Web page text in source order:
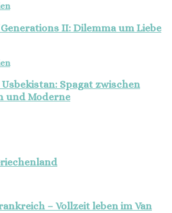
II: Dilemma um Liebe
Spagat zwischen
und Moderne
– Vollzeit leben im Van